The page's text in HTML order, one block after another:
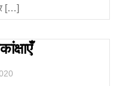
[…]